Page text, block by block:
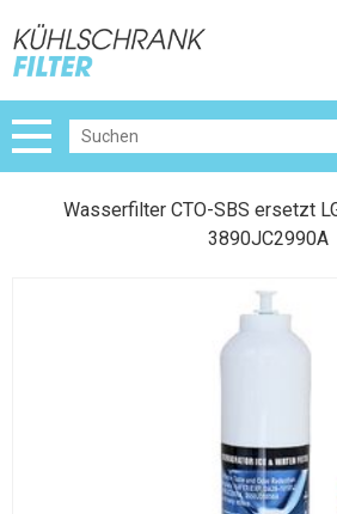
Wasserfilter CTO-SBS ersetzt
3890JC2990A